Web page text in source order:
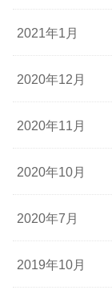
2021年1月
2020年12月
2020年11月
2020年10月
2020年7月
2019年10月